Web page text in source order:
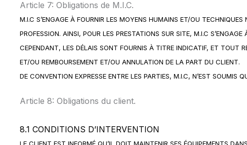
Article 7: Obligations de M.I.C.
M.I.C S’ENGAGE À FOURNIR LES MOYENS HUMAINS ET/OU
PROFESSION. AINSI, POUR LES PRESTATIONS SUR SITE, M.I.C
CEPENDANT, LES DÉLAIS SONT FOURNIS À TITRE INDICATIF, ET TOUT
ET/OU REMBOURSEMENT ET/OU ANNULATION DE LA PART DU CLIENT.
DE CONVENTION EXPRESSE ENTRE LES PARTIES, M.I.C, N’EST SOUMIS
Article 8: Obligations du client.
8.1 CONDITIONS D’INTERVENTION
LE CLIENT EST INFORMÉ QU’IL DOIT MAINTENIR SES ÉQUIPEMENTS